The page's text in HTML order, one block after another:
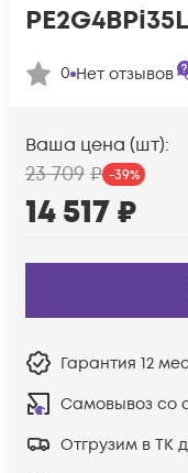
0 Нет отзывов
Ваша цена (шт):
23 709 ₽ -39%
14 517₽
Гарантия 12
Самовывоз со
Отгрузим в ТК